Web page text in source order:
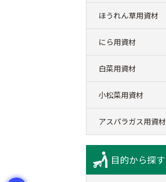
ほうれん草用資材
にら用資材
白菜用資材
小松菜用資材
アスパラガス用資材
目的から探す